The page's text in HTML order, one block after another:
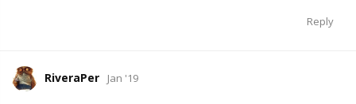
Reply
RiveraPer Jan '19